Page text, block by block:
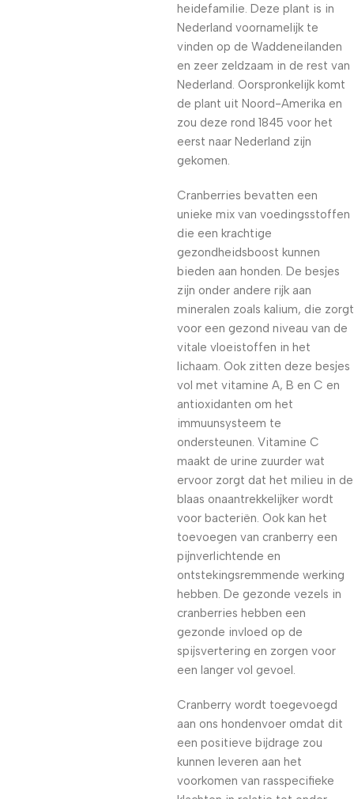
heidefamilie. Deze plant is in
Nederland voornamelijk te
vinden op de Waddeneilanden
en zeer zeldzaam in de rest van
Nederland. Oorspronkelijk komt
de plant uit Noord-Amerika en
zou deze rond 1845 voor het
eerst naar Nederland zijn
gekomen.
Cranberries bevatten een
unieke mix van voedingsstoffen
die een krachtige
gezondheidsboost kunnen
bieden aan honden. De besjes
zijn onder andere rijk aan
mineralen zoals kalium, die zorgt
voor een gezond niveau van de
vitale vloeistoffen in het
lichaam. Ook zitten deze besjes
vol met vitamine A, B en C en
antioxidanten om het
immuunsysteem te
ondersteunen. Vitamine C
maakt de urine zuurder wat
ervoor zorgt dat het milieu in de
blaas onaantrekkelijker wordt
voor bacteriën. Ook kan het
toevoegen van cranberry een
pijnverlichtende en
ontstekingsremmende werking
hebben. De gezonde vezels in
cranberries hebben een
gezonde invloed op de
spijsvertering en zorgen voor
een langer vol gevoel.
Cranberry wordt toegevoegd
aan ons hondenvoer omdat dit
een positieve bijdrage zou
kunnen leveren aan het
voorkomen van rasspecifieke